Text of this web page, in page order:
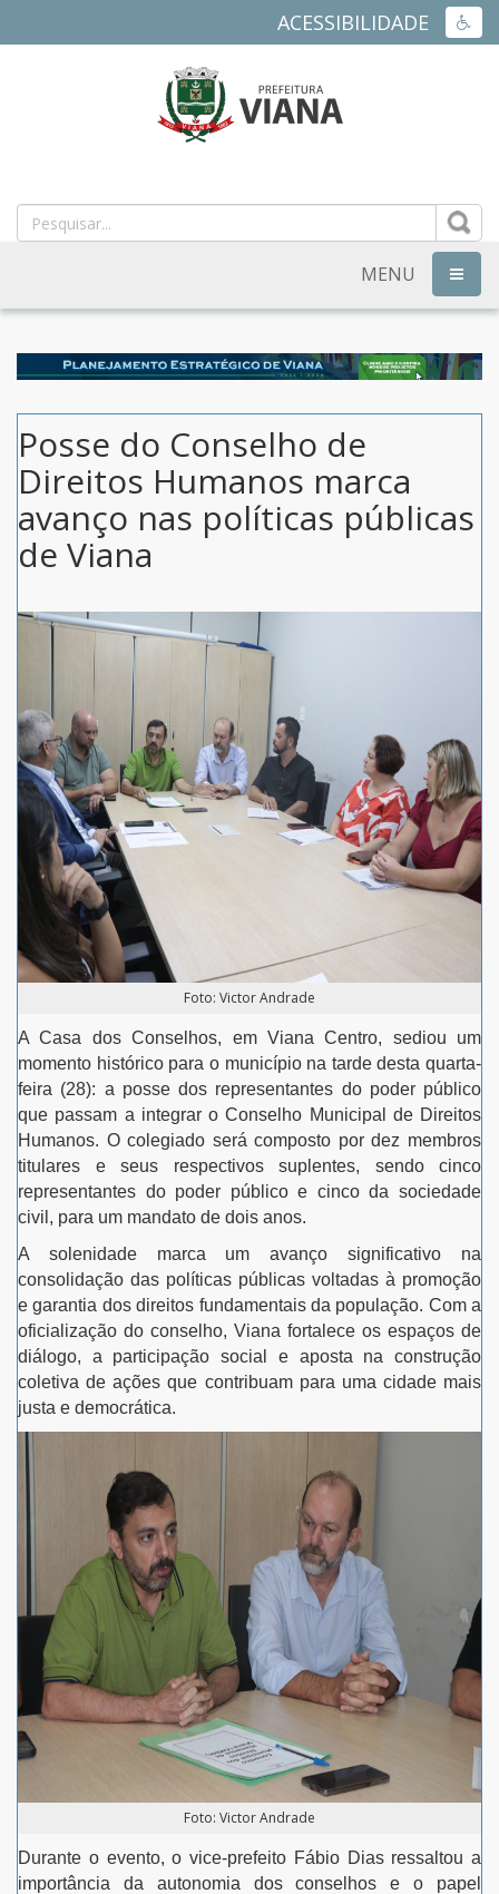
ACESSIBILIDADE
MUNICIPAL
DE
VIANA
ES
MENU
Posse do Conselho de
Direitos Humanos marca
avanço nas políticas públicas
de Viana
Foto: Victor Andrade
A Casa dos Conselhos, em Viana Centro, sediou um
momento histórico para o município na tarde desta quarta-
feira (28): a posse dos representantes do poder público
que passam a integrar o Conselho Municipal de Direitos
Humanos. O colegiado será composto por dez membros
titulares e seus respectivos suplentes, sendo cinco
representantes do poder público e cinco da sociedade
civil, para um mandato de dois anos.
A solenidade marca um avanço significativo na
consolidação das políticas públicas voltadas à promoção
e garantia dos direitos fundamentais da população. Com a
oficialização do conselho, Viana fortalece os espaços de
diálogo, a participação social e aposta na construção
coletiva de ações que contribuam para uma cidade mais
justa e democrática.
Foto: Victor Andrade
Durante o evento, o vice-prefeito Fábio Dias ressaltou a
importância da autonomia dos conselhos e o papel